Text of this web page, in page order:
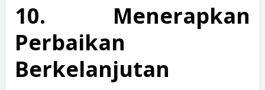
10. Menerapkan
Perbaikan
Berkelanjutan